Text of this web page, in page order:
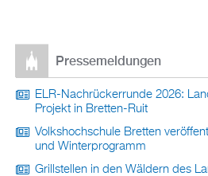
Pressemeldungen
ELR-Nachrückerrunde 2026:
Projekt in Bretten-Ruit
Volkshochschule Bretten
und Winterprogramm
Grillstellen in den Wäldern des